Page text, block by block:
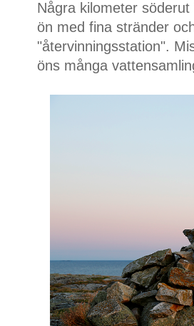
Några kilometer
ön med fina stränder
"återvinningsstation".
öns många